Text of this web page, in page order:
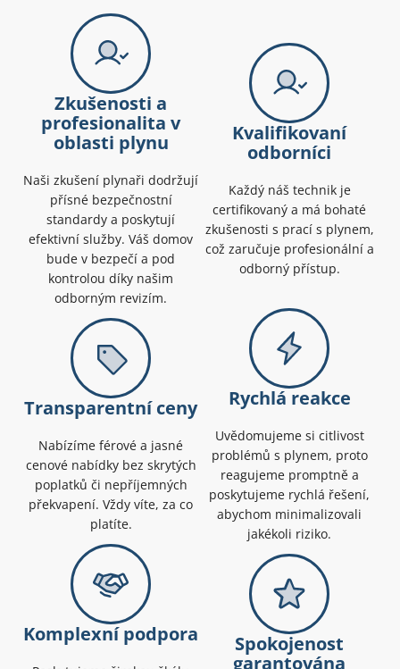
Zkušenosti a
profesionalita v
oblasti plynu
Naši zkušení plynaři dodržují
přísné bezpečnostní
standardy a poskytují
efektivní služby. Váš domov
bude v bezpečí a pod
kontrolou díky našim
odborným revizím.
Kvalifikovaní
odborníci
Každý náš technik je
certifikovaný a má bohaté
zkušenosti s prací s plynem,
což zaručuje profesionální a
odborný přístup.
Transparentní ceny
Nabízíme férové a jasné
cenové nabídky bez skrytých
poplatků či nepříjemných
překvapení. Vždy víte, za co
platíte.
Rychlá reakce
Uvědomujeme si citlivost
problémů s plynem, proto
reagujeme promptně a
poskytujeme rychlá řešení,
abychom minimalizovali
jakékoli riziko.
Komplexní podpora
Spokojenost
garantována